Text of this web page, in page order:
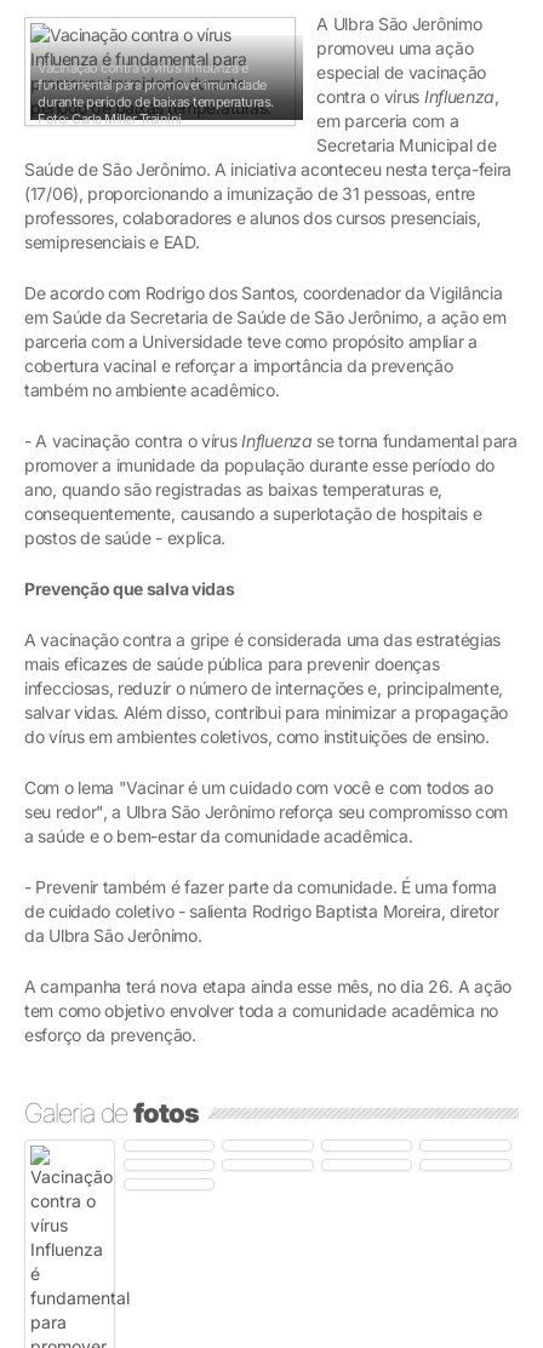
Vacinação contra o vírus Influenza é
fundamental para promover imunidade
durante período de baixas temperaturas.
Foto: Carla Miller Trainini
A Ulbra São Jerônimo
promoveu uma ação
especial de vacinação
contra o vírus Influenza,
em parceria com a
Secretaria Municipal de
Saúde de São Jerônimo. A iniciativa aconteceu nesta terça-feira
(17/06), proporcionando a imunização de 31 pessoas, entre
professores, colaboradores e alunos dos cursos presenciais,
semipresenciais e EAD.
De acordo com Rodrigo dos Santos, coordenador da Vigilância
em Saúde da Secretaria de Saúde de São Jerônimo, a ação em
parceria com a Universidade teve como propósito ampliar a
cobertura vacinal e reforçar a importância da prevenção
também no ambiente acadêmico.
- A vacinação contra o vírusInfluenza se torna fundamental para
promover a imunidade da população durante esse período do
ano, quando são registradas as baixas temperaturas e,
consequentemente, causando a superlotação de hospitais e
postos de saúde - explica.
Prevenção que salva vidas
A vacinação contra a gripe é considerada uma das estratégias
mais eficazes de saúde pública para prevenir doenças
infecciosas, reduzir o número de internações e, principalmente,
salvar vidas. Além disso, contribui para minimizar a propagação
do vírus em ambientes coletivos, como instituições de ensino.
Com o lema "Vacinar é um cuidado com você e com todos ao
seu redor", a Ulbra São Jerônimo reforça seu compromisso com
a saúde e o bem-estar da comunidade acadêmica.
- Prevenir também é fazer parte da comunidade. É uma forma
de cuidado coletivo - salienta Rodrigo Baptista Moreira, diretor
da Ulbra São Jerônimo.
A campanha terá nova etapa ainda esse mês, no dia 26. A ação
tem como objetivo envolver toda a comunidade acadêmica no
esforço da prevenção.
Galeria defotos